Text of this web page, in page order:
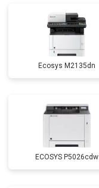
Ecosys M2135dn
ECOSYS P5026cdw